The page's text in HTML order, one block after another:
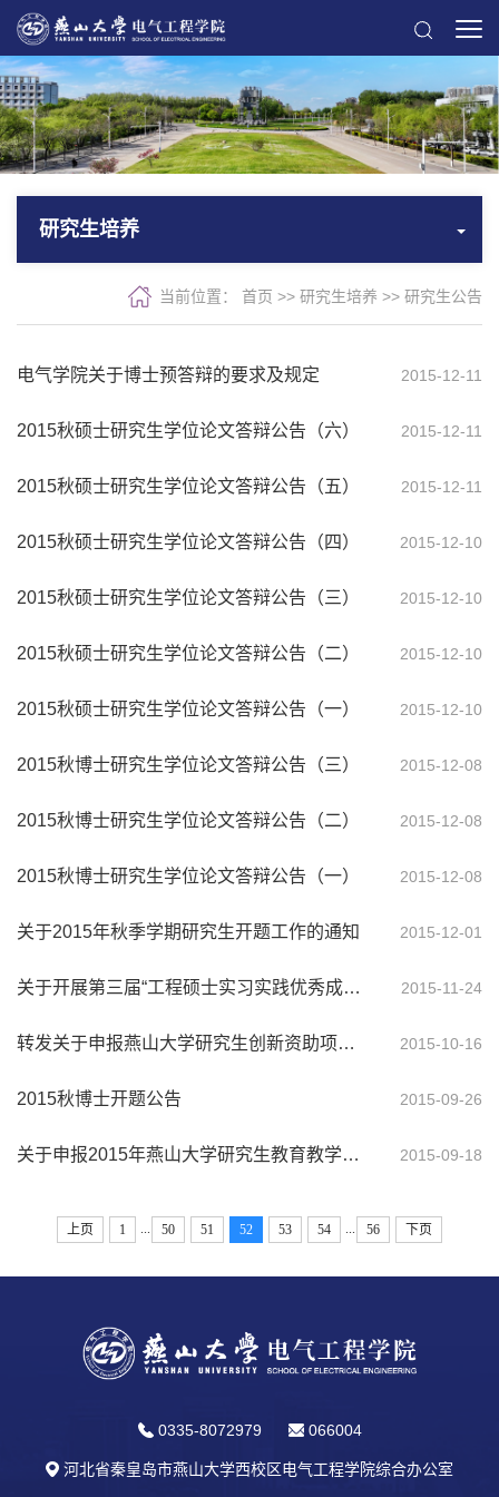
研究生培养
当前位置： 首页 >> 研究生培养 >> 研究生公告
电气学院关于博士预答辩的要求及规定 2015-12-11
2015秋硕士研究生学位论文答辩公告（六） 2015-12-11
2015秋硕士研究生学位论文答辩公告（五） 2015-12-11
2015秋硕士研究生学位论文答辩公告（四） 2015-12-10
2015秋硕士研究生学位论文答辩公告（三） 2015-12-10
2015秋硕士研究生学位论文答辩公告（二） 2015-12-10
2015秋硕士研究生学位论文答辩公告（一） 2015-12-10
2015秋博士研究生学位论文答辩公告（三） 2015-12-08
2015秋博士研究生学位论文答辩公告（二） 2015-12-08
2015秋博士研究生学位论文答辩公告（一） 2015-12-08
关于2015年秋季学期研究生开题工作的通知 2015-12-01
关于开展第三届“工程硕士实习实践优秀成果获得者”评选活动的通知 2015-11-24
转发关于申报燕山大学研究生创新资助项目的通知 2015-10-16
2015秋博士开题公告 2015-09-26
关于申报2015年燕山大学研究生教育教学改革项目的通知 2015-09-18
上页 1 ... 50 51 52 53 54 ... 56 下页
0335-8072979 066004
河北省秦皇岛市燕山大学西校区电气工程学院综合办公室